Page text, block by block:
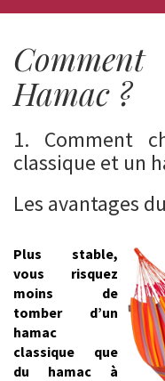
Hamac ?
1. Comment
classique et un
Les avantages
Plus stable,
vous risquez
moins de
tomber d’un
hamac
classique que
du hamac à